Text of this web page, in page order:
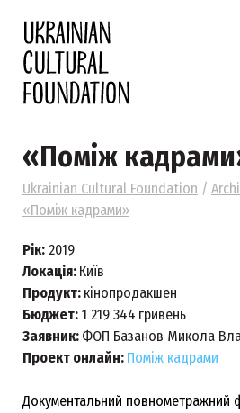
«‎Поміж
Ukrainian Cultural Foundation /
«‎Поміж кадрами»
Рік: 2019
Локація: Київ
Продукт: кінопродакшен
Бюджет: 1 219 344 гривень
Заявник: ФОП Базанов Микола
Проект онлайн: Поміж кадрами
Документальний повнометражний